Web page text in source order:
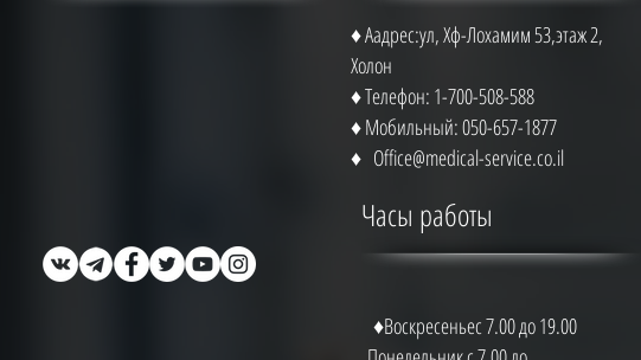
♦ Аадрес:ул, Хф-Лохамим 53,этаж 2,
Холон
♦ Телефон: 1-700-508-588
♦ Мобильный: 050-657-1877
♦ Office@medical-service.co.il
Часы работы
Воскресеньес 7.00 до 19.00♦